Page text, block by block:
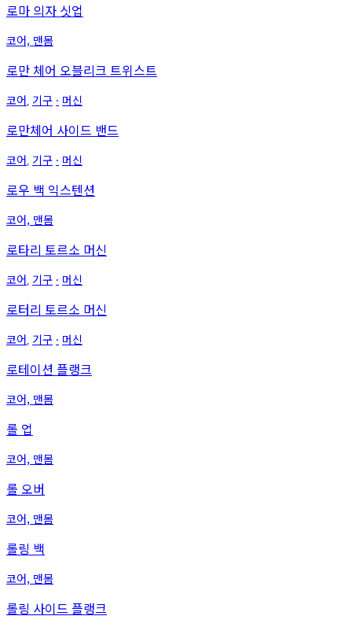
로마 의자 싯업
코어, 맨몸
로만 체어 오블리크 트위스트
코어, 기구 ∙ 머신
로만체어 사이드 밴드
코어, 기구 ∙ 머신
로우 백 익스텐션
코어, 맨몸
로타리 토르소 머신
코어, 기구 ∙ 머신
로터리 토르소 머신
코어, 기구 ∙ 머신
로테이션 플랭크
코어, 맨몸
롤 업
코어, 맨몸
롤 오버
코어, 맨몸
롤링 백
코어, 맨몸
롤링 사이드 플랭크